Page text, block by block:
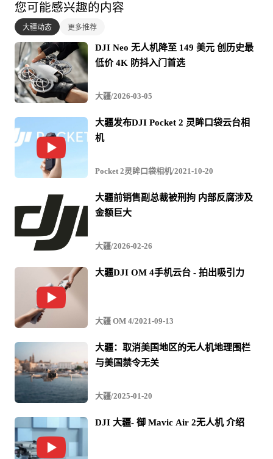
您可能感兴趣的内容
大疆动态 更多推荐
DJI Neo 无人机降至 149 美元 创历史最
低价 4K 防抖入门首选
大疆/2026-03-05
大疆发布DJI Pocket 2 灵眸口袋云台相
机
Pocket 2灵眸口袋相机/2021-10-20
大疆前销售副总裁被刑拘 内部反腐涉及
金额巨大
大疆/2026-02-26
大疆DJI OM 4手机云台 - 拍出吸引力
大疆 OM 4/2021-09-13
大疆：取消美国地区的无人机地理围栏
与美国禁令无关
大疆/2025-01-20
DJI 大疆- 御 Mavic Air 2无人机 介绍